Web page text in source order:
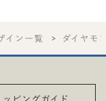
イン一覧 ダイヤモ